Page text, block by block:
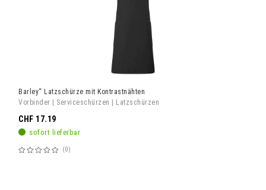
Barley“ Latzschürze mit Kontrastnähten
Vorbinder | Serviceschürzen | Latzschürzen
sofort lieferbar
Bewertung:
0
CHF 17.19